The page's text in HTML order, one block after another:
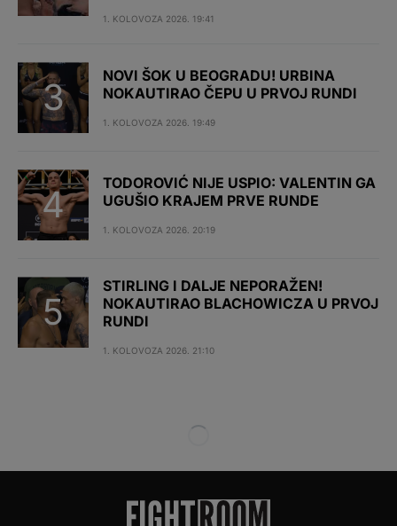
1. KOLOVOZA 2026. 19:41
NOVI ŠOK U BEOGRADU! URBINA
NOKAUTIRAO ČEPU U PRVOJ RUNDI
1. KOLOVOZA 2026. 19:49
TODOROVIĆ NIJE USPIO: VALENTIN GA
UGUŠIO KRAJEM PRVE RUNDE
1. KOLOVOZA 2026. 20:19
STIRLING I DALJE NEPORAŽEN!
NOKAUTIRAO BLACHOWICZA U PRVOJ
RUNDI
1. KOLOVOZA 2026. 21:10